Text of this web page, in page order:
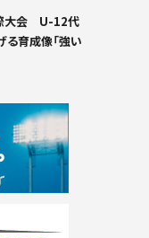
大会 U-12代
る育成像「強い